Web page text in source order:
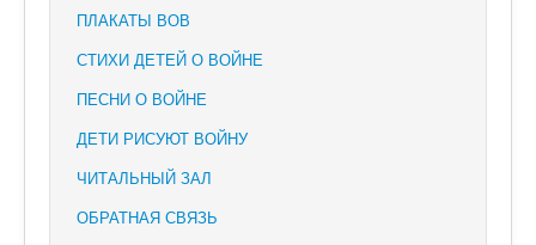
ПЛАКАТЫ ВОВ
СТИХИ ДЕТЕЙ О ВОЙНЕ
ПЕСНИ О ВОЙНЕ
ДЕТИ РИСУЮТ ВОЙНУ
ЧИТАЛЬНЫЙ ЗАЛ
ОБРАТНАЯ СВЯЗЬ